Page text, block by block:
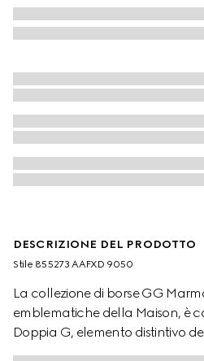
DESCRIZIONE DEL PRODOTTO
Stile ‎855273 AAFXD 9050
La collezione di borse GG
emblematiche della Maison, è
Doppia G, elemento distintivo
catena sfaccettata e da